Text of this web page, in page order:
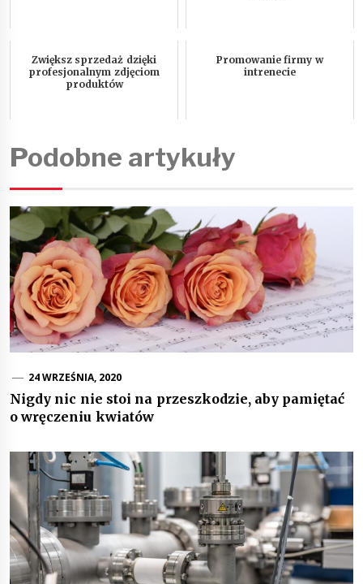
Zwiększ sprzedaż dzięki
profesjonalnym zdjęciom
produktów
Promowanie firmy w
intrenecie
Podobne artykuły
24 WRZEŚNIA, 2020
Nigdy nic nie stoi na przeszkodzie, aby pamiętać
o wręczeniu kwiatów